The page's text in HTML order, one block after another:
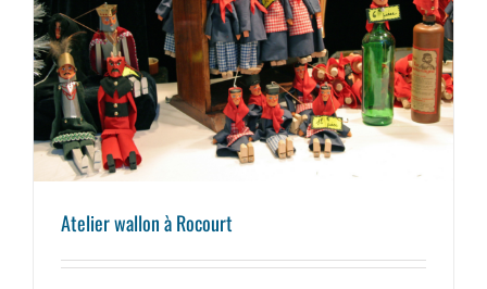
Atelier wallon à Rocourt
Atelier wallon à Rocourt